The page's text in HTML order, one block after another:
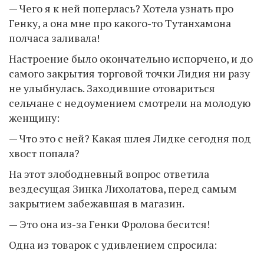
— Чего я к ней поперлась? Хотела узнать про
Генку, а она мне про какого-то Тутанхамона
полчаса заливала!
Настроение было окончательно испорчено, и до
самого закрытия торговой точки Лидия ни разу
не улыбнулась. Заходившие отовариться
сельчане с недоумением смотрели на молодую
женщину:
— Что это с ней? Какая шлея Лидке сегодня под
хвост попала?
На этот злободневный вопрос ответила
вездесущая Зинка Лихолатова, перед самым
закрытием забежавшая в магазин.
— Это она из-за Генки Фролова бесится!
Одна из товарок с удивлением спросила: